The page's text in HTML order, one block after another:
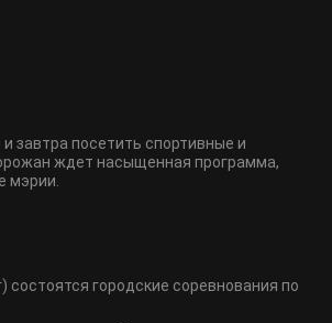
завтра посетить спортивные и
ждет насыщенная программа,
мэрии.
городские соревнования по